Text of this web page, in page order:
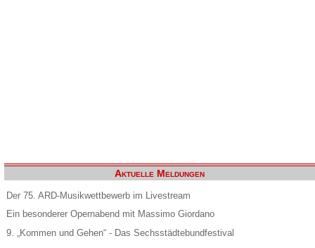
Aktuelle Meldungen
Der 75. ARD-Musikwettbewerb im Livestream
Ein besonderer Opernabend mit Massimo Giordano
9. „Kommen und Gehen“ - Das Sechsstädtebundfestival